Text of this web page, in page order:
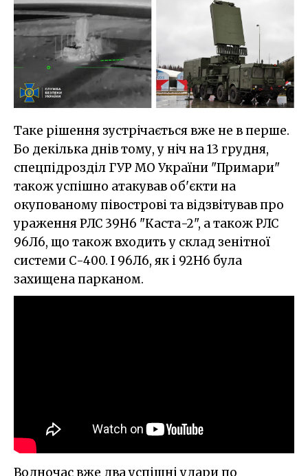
Таке рішення зустрічається вже не в перше.
Бо декілька днів тому, у ніч на 13 грудня,
спецпідрозділ ГУР МО України "Примари"
також успішно атакував об'єкти на
окупованому півострові та відзвітував про
ураження РЛС 39Н6 "Каста-2", а також РЛС
96Л6, що також входить у склад зенітної
системи С-400. І 96Л6, як і 92Н6 була
захищена парканом.
Водночас вже два успішні удари по